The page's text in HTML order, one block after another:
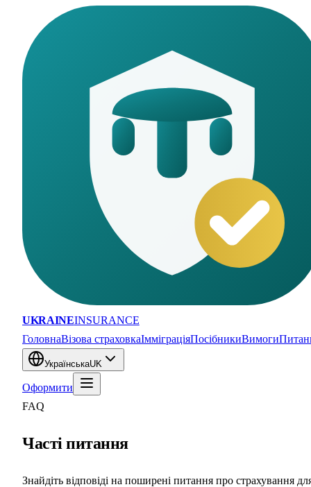
UKRAINEINSURANCE
ГоловнаВізова страховкаІмміграціяПосібникиВимоги
УкраїнськаUK
Оформити
FAQ
Часті питання
Знайдіть відповіді на поширені питання про страхування